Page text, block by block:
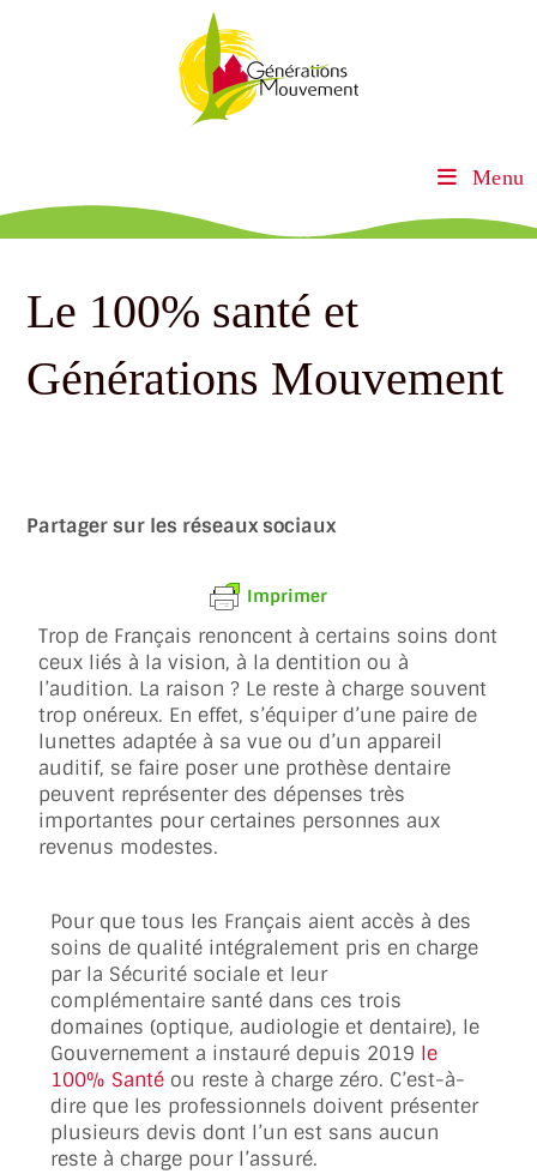
Menu
Le 100% santé et
Générations Mouvement
Partager sur les réseaux sociaux
Imprimer
Trop de Français renoncent à certains soins dont
ceux liés à la vision, à la dentition ou à
l’audition. La raison ? Le reste à charge souvent
trop onéreux. En effet, s’équiper d’une paire de
lunettes adaptée à sa vue ou d’un appareil
auditif, se faire poser une prothèse dentaire
peuvent représenter des dépenses très
importantes pour certaines personnes aux
revenus modestes.
Pour que tous les Français aient accès à des
soins de qualité intégralement pris en charge
par la Sécurité sociale et leur
complémentaire santé dans ces trois
domaines (optique, audiologie et dentaire), le
Gouvernement a instauré depuis 2019 le
100% Santé ou reste à charge zéro. C’est-à-
dire que les professionnels doivent présenter
plusieurs devis dont l’un est sans aucun
reste à charge pour l’assuré.